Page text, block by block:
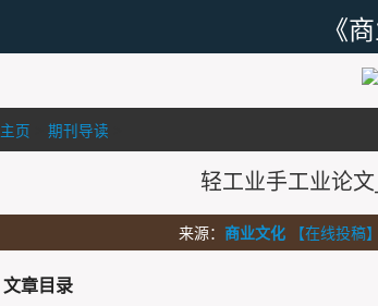
《
主页 期刊导读
轻工业手工业论
来源： 商业文化 【在线投稿
文章目录